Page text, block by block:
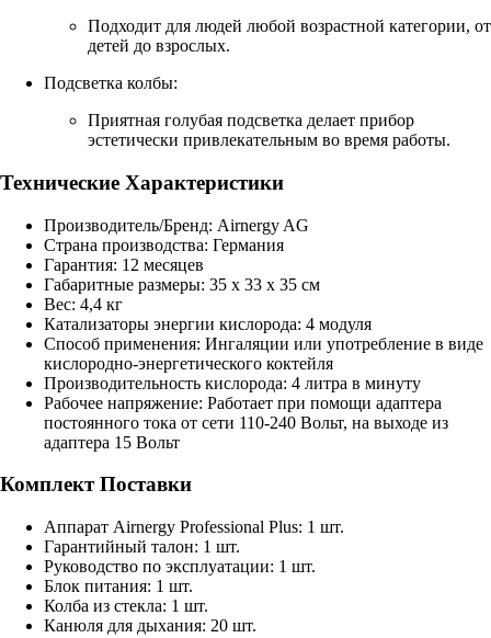
Подходит для людей любой возрастной категории, от
детей до взрослых.
Подсветка колбы:
Приятная голубая подсветка делает прибор
эстетически привлекательным во время работы.
Технические Характеристики
Производитель/Бренд: Airnergy AG
Страна производства: Германия
Гарантия: 12 месяцев
Габаритные размеры: 35 х 33 х 35 см
Вес: 4,4 кг
Катализаторы энергии кислорода: 4 модуля
Способ применения: Ингаляции или употребление в виде
кислородно-энергетического коктейля
Производительность кислорода: 4 литра в минуту
Рабочее напряжение: Работает при помощи адаптера
постоянного тока от сети 110-240 Вольт, на выходе из
адаптера 15 Вольт
Комплект Поставки
Аппарат Airnergy Professional Plus: 1 шт.
Гарантийный талон: 1 шт.
Руководство по эксплуатации: 1 шт.
Блок питания: 1 шт.
Колба из стекла: 1 шт.
Канюля для дыхания: 20 шт.